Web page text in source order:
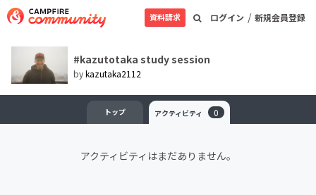
ログイン / 新規会員登録
資料請求
#kazutotaka study session
bykazutaka2112
トップ アクティビティ 0
アクティビティはまだありません。